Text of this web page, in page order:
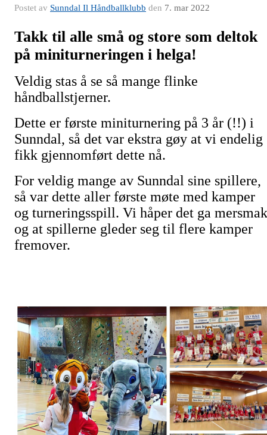
Postet av Sunndal Il Håndballklubb den 7. mar 2022
Takk til alle små og store som deltok
på miniturneringen i helga!
Veldig stas å se så mange flinke
håndballstjerner.
Dette er første miniturnering på 3 år (!!) i
Sunndal, så det var ekstra gøy at vi endelig
fikk gjennomført dette nå.
For veldig mange av Sunndal sine spillere,
så var dette aller første møte med kamper
og turneringsspill. Vi håper det ga
og at spillerne gleder seg til flere kamper
fremover.